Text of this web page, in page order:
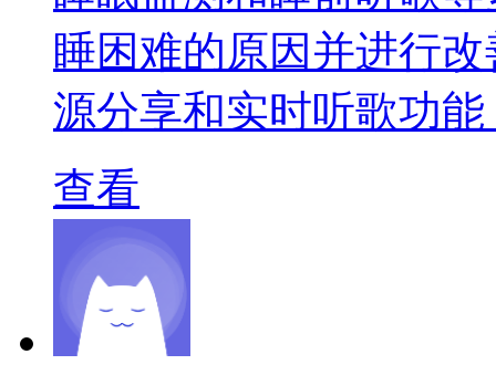
睡困难的原因并进行
源分享和实时听歌功
查看